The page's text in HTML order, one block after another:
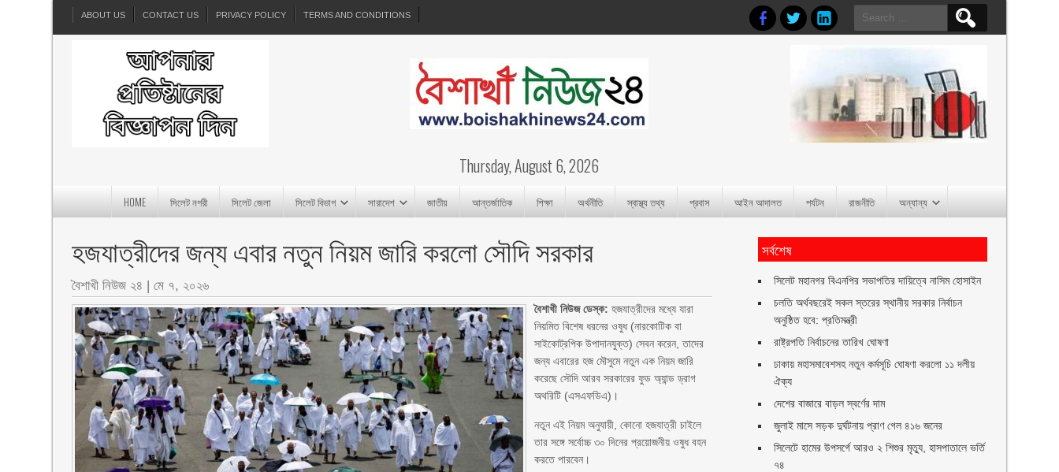
ABOUT US CONTACT US PRIVACY POLICY TERMS AND CONDITIONS
Search
for:
Thursday, August 6, 2026
HOME সিলেট নগরী সিলেট জেলা সিলেট বিভাগ সারাদেশ জাতীয় আন্তর্জাতিক শিক্ষা অর্থনীতি স্বাস্থ্য তথ্য প্রবাস আইন আদালত পর্যটন রাজনীতি অন্যান্য
হজযাত্রীদের জন্য এবার নতুন নিয়ম জারি করলো সৌদি সরকার
বৈশাখী নিউজ ২৪ |মে ৭, ২০২৬
বৈশাখী নিউজ ডেস্ক: হজযাত্রীদের মধ্যে যারা
নিয়মিত বিশেষ ধরনের ওষুধ (নারকোটিক বা
সাইকোট্রপিক উপাদানযুক্ত) সেবন করেন, তাদের
জন্য এবারের হজ মৌসুমে নতুন এক নিয়ম জারি
করেছে সৌদি আরব সরকারের ফুড অ্যান্ড ড্রাগ
অথরিটি (এসএফডিএ)।
নতুন এই নিয়ম অনুযায়ী, কোনো হজযাত্রী চাইলে
তার সঙ্গে সর্বোচ্চ ৩০ দিনের প্রয়োজনীয় ওষুধ বহন
করতে পারবেন।
সর্বশেষ
সিলেট মহানগর বিএনপির সভাপতির দায়িত্বে নাসিম হোসাইন
চলতি অর্থবছরেই সকল স্তরের স্থানীয় সরকার নির্বাচন
অনুষ্ঠিত হবে: প্রতিমন্ত্রী
রাষ্ট্রপতি নির্বাচনের তারিখ ঘোষণা
ঢাকায় মহাসমাবেশসহ নতুন কর্মসূচি ঘোষণা করলো ১১ দলীয়
ঐক্য
দেশের বাজারে বাড়ল স্বর্ণের দাম
জুলাই মাসে সড়ক দুর্ঘটনায় প্রাণ গেল ৪১৬ জনের
সিলেটে হামের উপসর্গে আরও ২ শিশুর মৃত্যু, হাসপাতালে ভর্তি
৭৪